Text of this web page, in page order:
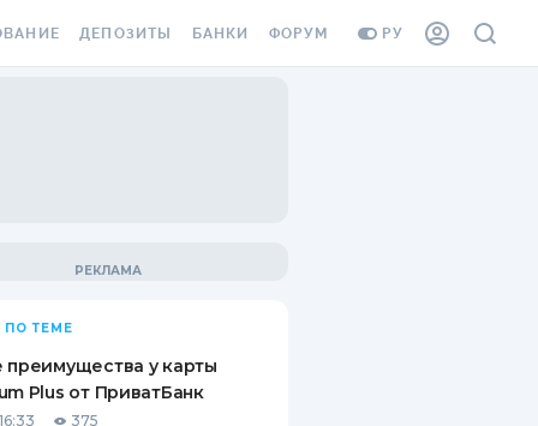
РУ
ВИНЬЕТКА
СОТРУДНИКОВ
ДЕПОЗИТЫ
ВОПРОСЫ И ОТВЕТЫ
БАНКИ ФОРУМ
ПО ТЕМЕ
преимущества у карты
Plus от ПриватБанк
375